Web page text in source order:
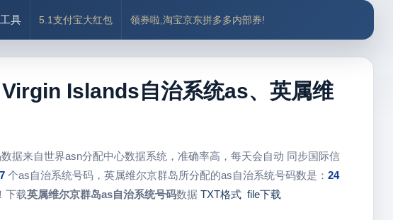
具 5.1支付宝大红包 领券啦,淘宝京东拼多多内部券!
Islands自治系统as、英属维
据来自世界asn分配中心数据系统，准确率高，每天会自动 同步国际信
个as自治系统号码，英属维尔京群岛所分配的as自治系统号码数是： 24
下载英属维尔京群岛as自治系统号码数据 TXT格式 file下载